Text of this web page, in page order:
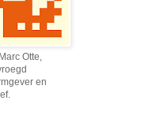
Otte,
en